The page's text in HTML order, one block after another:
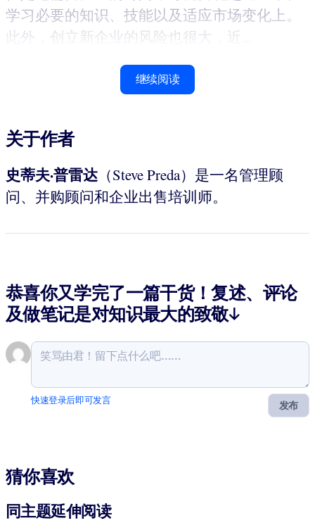
学习必要的知识、技能以及适应市场变化上。
此外，创立新企业的风险也很大，近...
继续阅读
关于作者
史蒂夫·普雷达 （Steve Preda）是一名管理顾
问、并购顾问和企业出售培训师。
恭喜你又学完了一篇干货！复述、评论
及做笔记是对知识最大的致敬↓
发布
快速登录后即可发言
猜你喜欢
同主题延伸阅读